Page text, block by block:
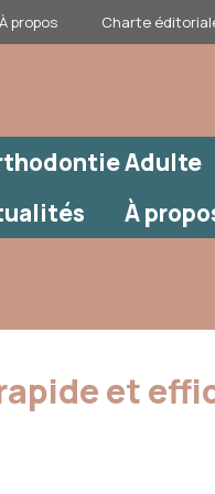
À propos Charte
Adulte
À
et